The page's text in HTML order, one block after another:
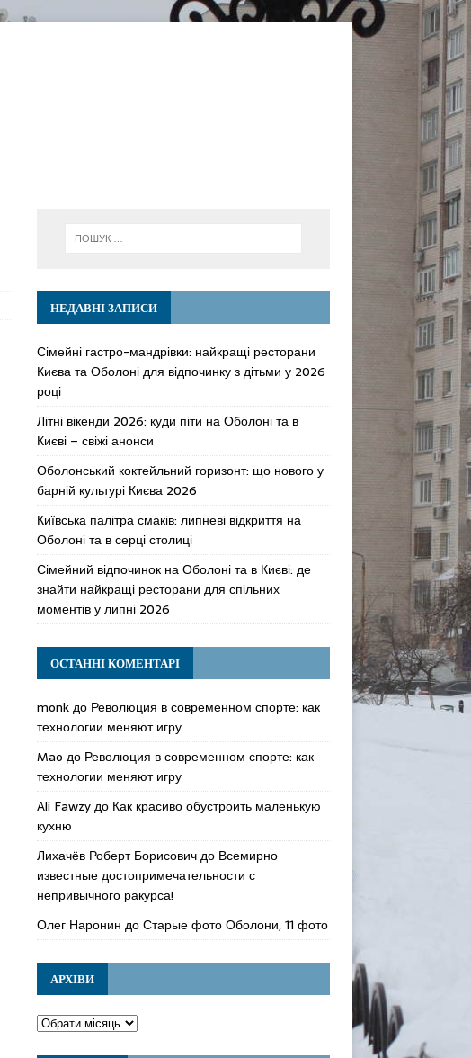
НЕДАВНІ ЗАПИСИ
Сімейні гастро-мандрівки: найкращі ресторани
Києва та Оболоні для відпочинку з дітьми у 2026
році
Літні вікенди 2026: куди піти на Оболоні та в
Києві – свіжі анонси
Оболонський коктейльний горизонт: що нового у
барній культурі Києва 2026
Київська палітра смаків: липневі відкриття на
Оболоні та в серці столиці
Сімейний відпочинок на Оболоні та в Києві: де
знайти найкращі ресторани для спільних
моментів у липні 2026
ОСТАННІ КОМЕНТАРІ
monkдо Революция в современном спорте: как
технологии меняют игру
Mao до Революция в современном спорте: как
технологии меняют игру
Ali Fawzyдо Как красиво обустроить маленькую
кухню
Лихачёв Роберт Борисовичдо Всемирно
известные достопримечательности с
непривычного ракурса!
Олег Наронин доСтарые фото Оболони, 11 фото
АРХІВИ